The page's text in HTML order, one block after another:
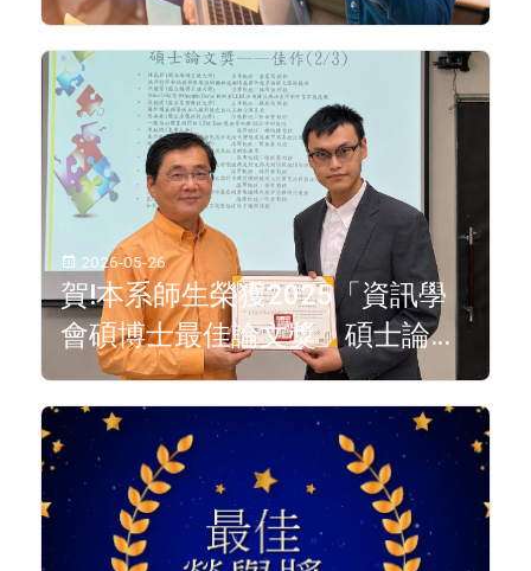
學及國立陽明交通大學合作研究
計畫成果發表壁報競賽第一名
2026-05-26
賀!本系師生榮獲2025「資訊學
會碩博士最佳論文獎」碩士論文
佳作獎